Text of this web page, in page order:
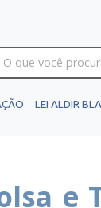
LEI ALDIR
e